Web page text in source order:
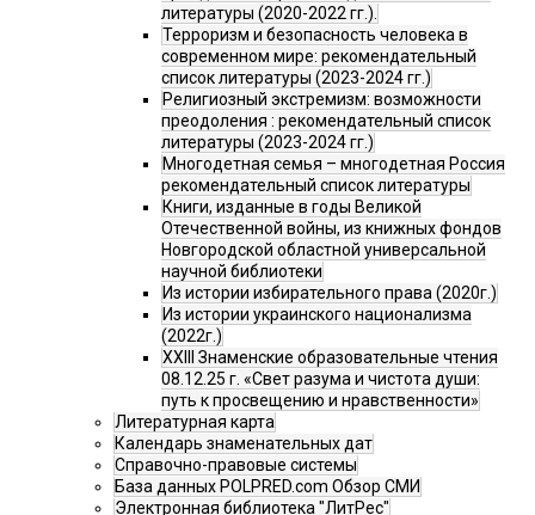
литературы (2020-2022 гг.).
Терроризм и безопасность человека в
современном мире: рекомендательный
список литературы (2023-2024 гг.)
Религиозный экстремизм: возможности
преодоления : рекомендательный список
литературы (2023-2024 гг.)
Многодетная семья – многодетная Россия
рекомендательный список литературы
Книги, изданные в годы Великой
Отечественной войны, из книжных фондов
Новгородской областной универсальной
научной библиотеки
Из истории избирательного права (2020г.)
Из истории украинского национализма
(2022г.)
XXIII Знаменские образовательные чтения
08.12.25 г. «Свет разума и чистота души:
путь к просвещению и нравственности»
Литературная карта
Календарь знаменательных дат
Справочно-правовые системы
База данных POLPRED.com Обзор СМИ
Электронная библиотека "ЛитРес"